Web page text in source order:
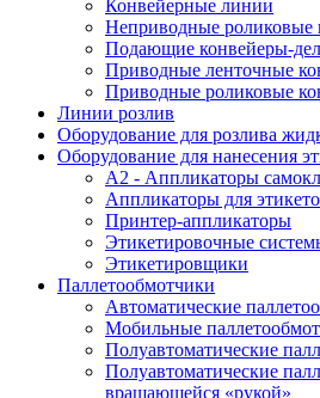
Конвейерные линии
Неприводные роликовые
Подающие конвейеры-
Приводные ленточные
Приводные роликовые
Линии розлив
Оборудование для розлива
Оборудование для нанесения
А2 - Аппликаторы
Аппликаторы для
Принтер-аппликаторы
Этикетировочные
Этикетировщики
Паллетообмотчики
Автоматические
Мобильные
Полуавтоматические
Полуавтоматические
вращающейся «рукой»